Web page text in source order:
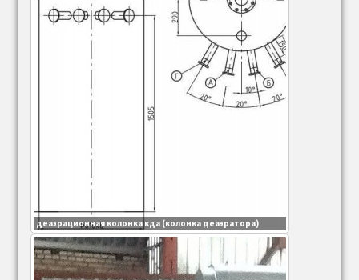
деаэрационная колонка кда (колонка деаэратора)